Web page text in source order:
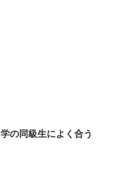
の同級生によく合う